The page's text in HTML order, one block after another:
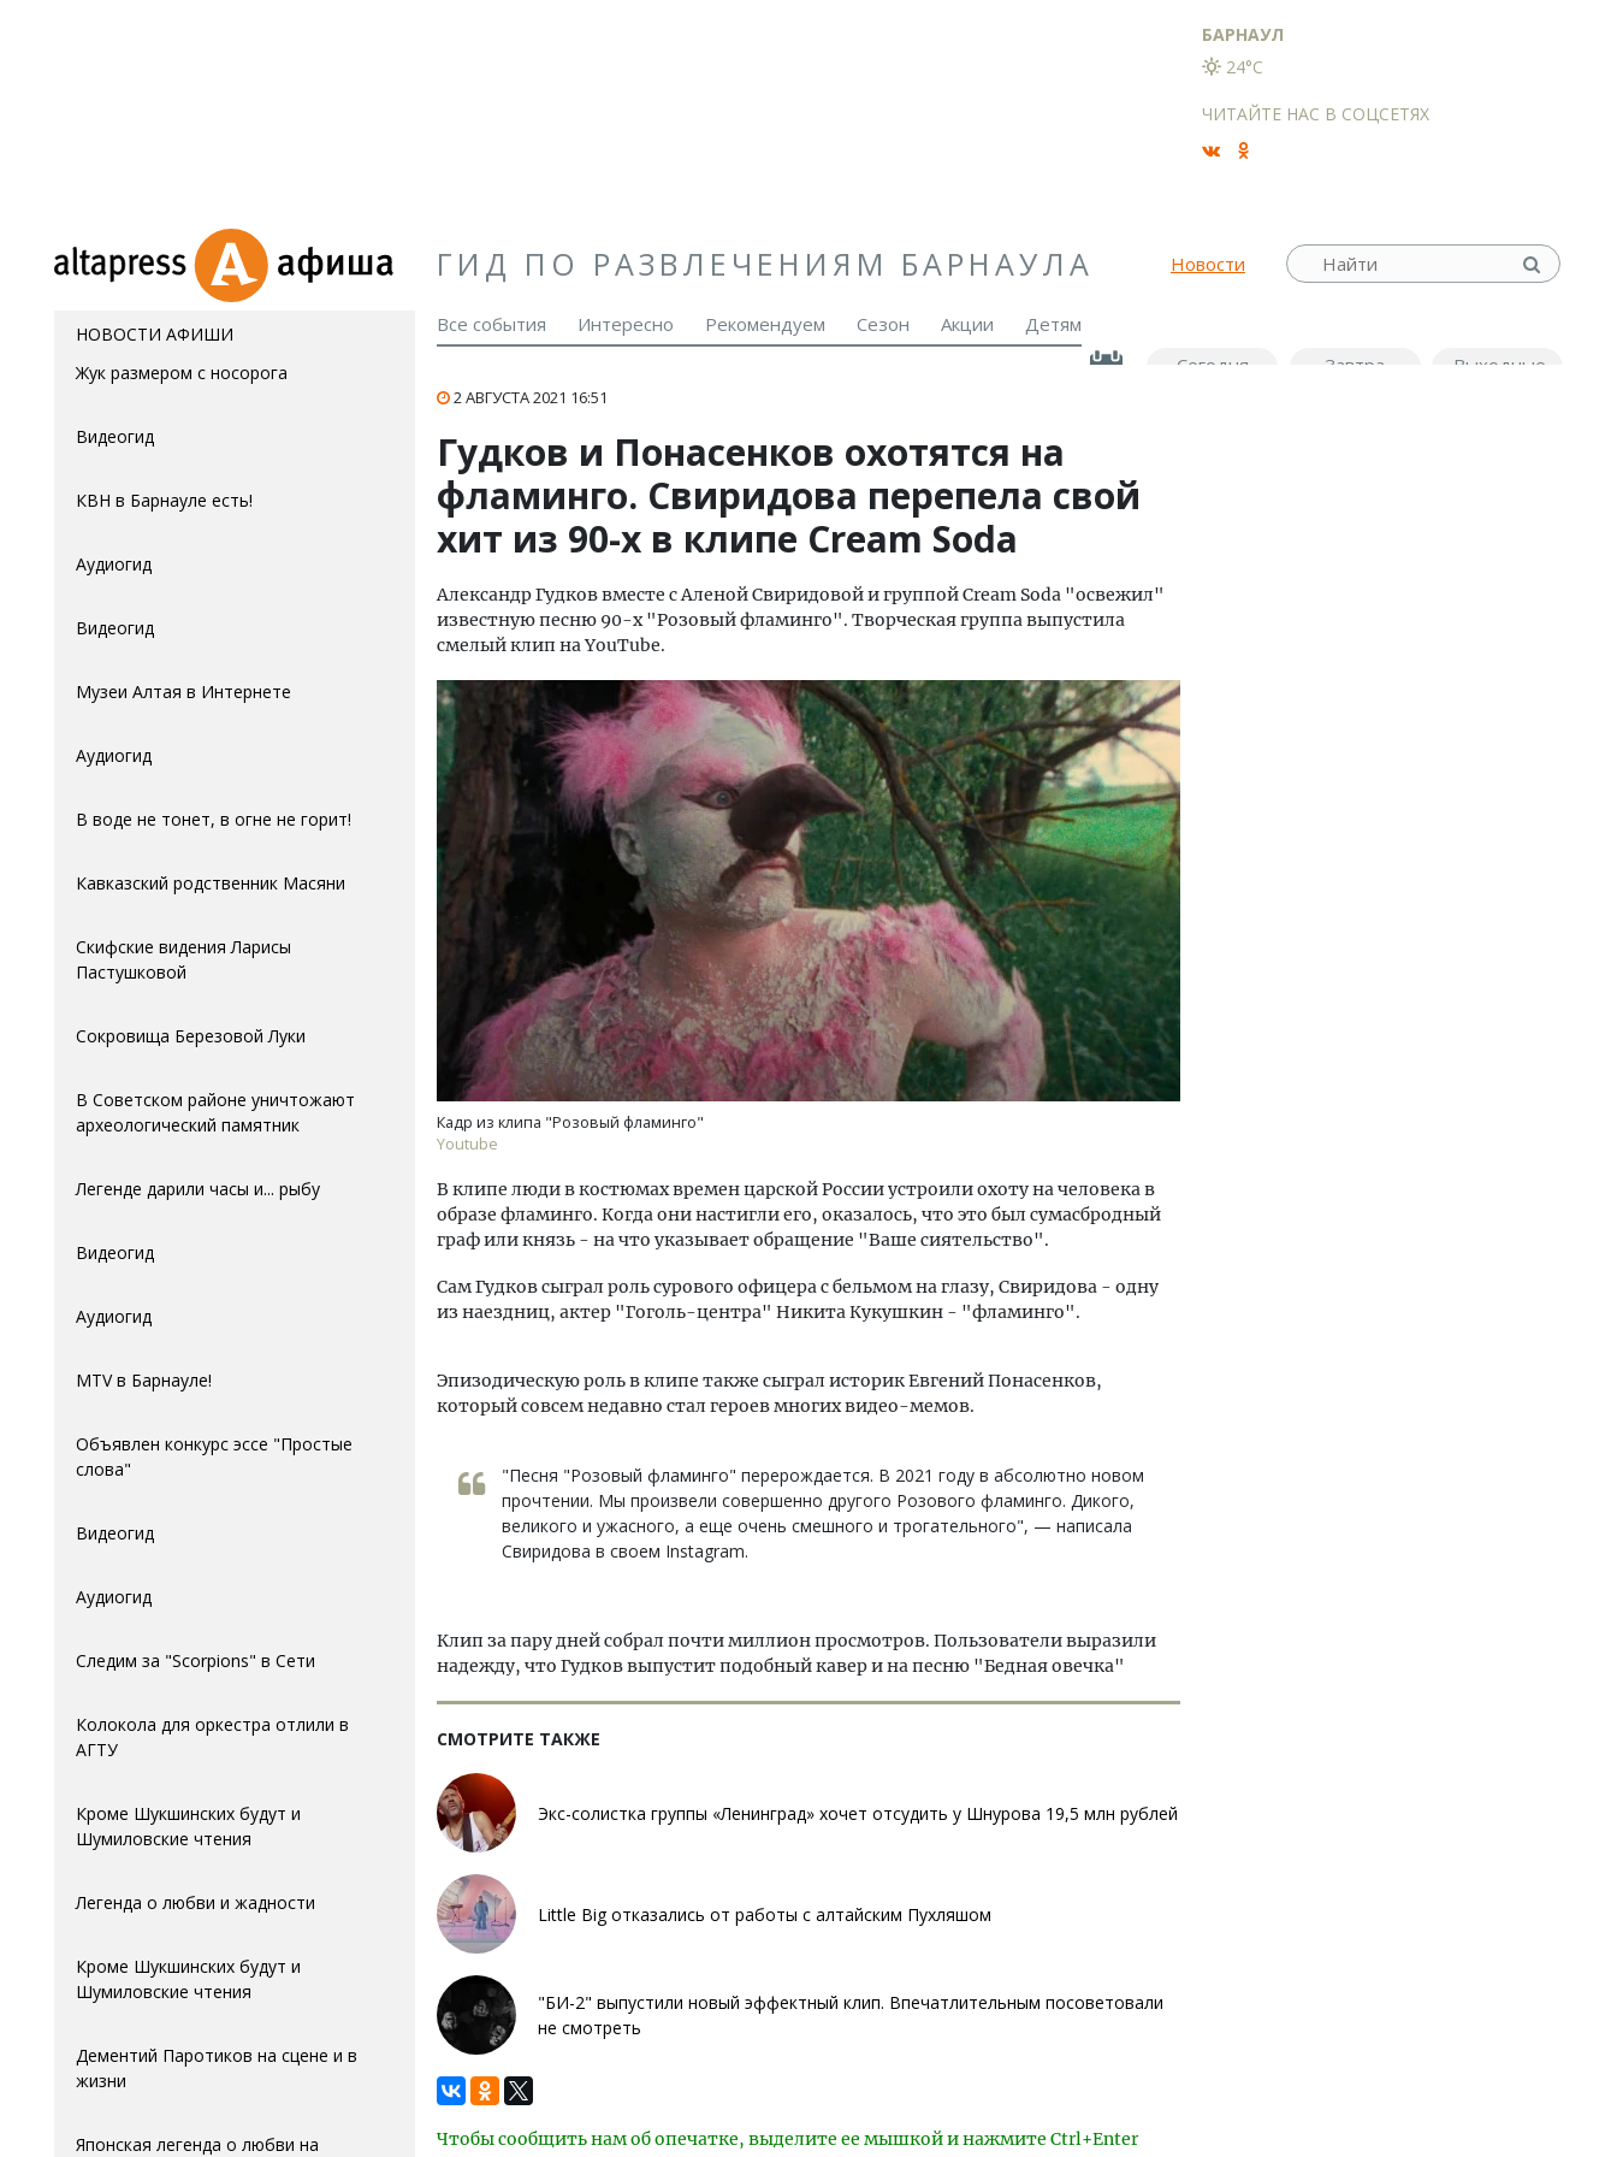
БАРНАУЛ
24°C
ЧИТАЙТЕ НАС В СОЦСЕТЯХ
ГИД ПО РАЗВЛЕЧЕНИЯМ БАРНАУЛА Новости
НОВОСТИ АФИШИ Все события Интересно Рекомендуем Сезон Акции
Детям
Сегодня
Завтра Выходные
Жук размером с носорога
Видеогид
КВН в Барнауле есть!
Аудиогид
Видеогид
Музеи Алтая в Интернете
Аудиогид
В воде не тонет, в огне не горит!
Кавказский родственник Масяни
Скифские видения Ларисы
Пастушковой
Сокровища Березовой Луки
В Советском районе уничтожают
археологический памятник
Легенде дарили часы и... рыбу
Видеогид
Аудиогид
MTV в Барнауле!
Объявлен конкурс эссе "Простые
слова"
Видеогид
Аудиогид
Следим за "Scorpions" в Сети
Колокола для оркестра отлили в
АГTУ
Кроме Шукшинских будут и
Шумиловские чтения
Легенда о любви и жадности
Кроме Шукшинских будут и
Шумиловские чтения
Дементий Паротиков на сцене и в
жизни
Японская легенда о любви на
2 АВГУСТА 2021 16:51
Гудков и Понасенков охотятся на
фламинго. Свиридова перепела свой
хит из 90-х в клипе Cream Soda
Александр Гудков вместе с Аленой Свиридовой и группой Cream Soda "освежил"
известную песню 90-х "Розовый фламинго". Творческая группа выпустила
смелый клип на YouTube.
Кадр из клипа "Розовый фламинго"
Youtube
В клипе люди в костюмах времен царской России устроили охоту на человека в
образе фламинго. Когда они настигли его, оказалось, что это был сумасбродный
граф или князь - на что указывает обращение "Ваше сиятельство".
Сам Гудков сыграл роль сурового офицера с бельмом на глазу, Свиридова - одну
из наездниц, актер "Гоголь-центра" Никита Кукушкин - "фламинго".
Эпизодическую роль в клипе также сыграл историк Евгений Понасенков,
который совсем недавно стал героев многих видео-мемов.
"Песня "Розовый фламинго" перерождается. В 2021 году в абсолютно новом
прочтении. Мы произвели совершенно другого Розового фламинго. Дикого,
великого и ужасного, а еще очень смешного и трогательного", — написала
Свиридова в своем Instagram.
Клип за пару дней собрал почти миллион просмотров. Пользователи выразили
надежду, что Гудков выпустит подобный кавер и на песню "Бедная овечка"
СМОТРИТЕ ТАКЖЕ
Экс-солистка группы «Ленинград» хочет отсудить у Шнурова 19,5 млн рублей
Little Big отказались от работы с алтайским Пухляшом
"БИ-2" выпустили новый эффектный клип. Впечатлительным посоветовали
не смотреть
Чтобы сообщить нам об опечатке, выделите ее мышкой и нажмите Ctrl+Enter